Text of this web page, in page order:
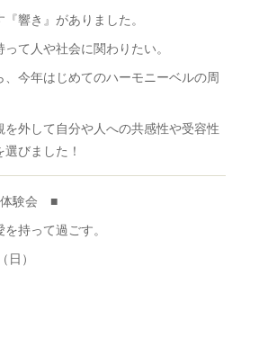
響き』がありました。
て人や社会に関わりたい。
、今年はじめてのハーモニーベルの周
を外して自分や人への共感性や受容性
びました！
験会 ■
持って過ごす。
日）